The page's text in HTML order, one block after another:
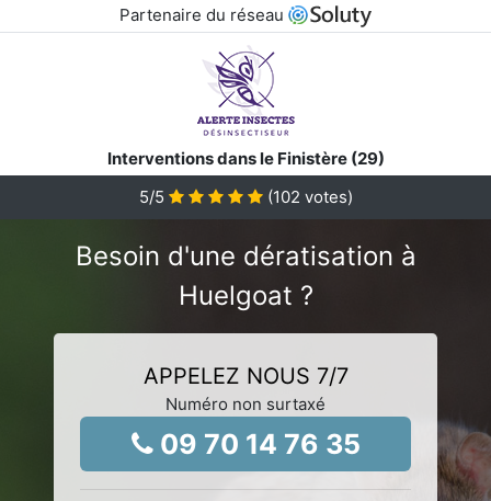
Partenaire du réseau
Interventions dans le Finistère (29)
5/5 (102 votes)
Besoin d'une dératisation à
Huelgoat ?
APPELEZ NOUS 7/7
Numéro non surtaxé
09 70 14 76 35